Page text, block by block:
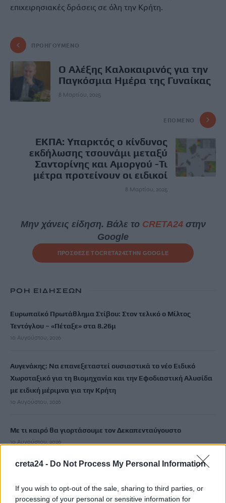
creta24 - Do Not Process My Personal Information
If you wish to opt-out of the sale, sharing to third parties, or
processing of your personal or sensitive information for
επιχειρησιακές δράσεις σε όλη την Κρήτη.
ΠΡΟΗΓΟΎΜΕΝΟ
Ο Αλέξης Καλοκαιρινός για την
Παγκόσμια Ημέρα της Γυναίκας
8 Μαρτίου, 2025
ΕΠΌΜΕΝΟ
ΕΚΠΑ: Υπαρκτός ο κίνδυνος
εκδήλωσης τσουνάμι μεταξύ
Σαντορίνης και Αμοργού -Τι
μέτρα προτείνουν οι ειδικοί
8 Μαρτίου, 2025
Μην χάνεις είδηση. Βάλε το CRETA24στην
Google
ΠΡΟΣΘΕΣΕ ΤΟCRETA24ΣΤΗΝ GOOGLE
ΡΟΗ ΕΙΔΗΣΕΩΝ
Ευρωπαϊκό Πρωτάθλημα Στίβου: Στον τελικό ο Μίλτος
Τεντόγλου – «Πέταξε» στα 8.26μ
10 Αυγούστου, 2026
Αυγενάκης: Να επανεξεταστεί ουσιαστικά το νέο Ειδικό
Χωροταξικό για τη Βιομηχανία και την Εφοδιαστική Αλυσίδα
με ειδική μέριμνα για την Κρήτη
10 Αυγούστου, 2026
Με τι καιρό θα γιορτάσουμε τον Δεκαπενταύγουστο
10 Αυγούστου, 2026
«Συγγνώμη που δεν κατάφερα να σε προστατεύσω»: Η
10 Αυγούστου, 2026